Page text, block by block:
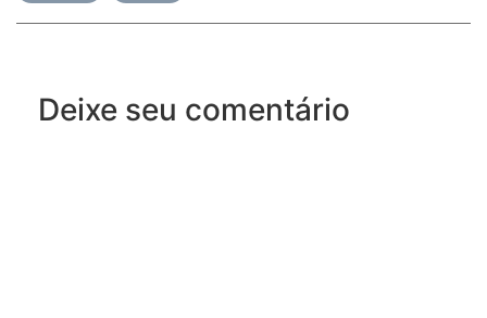
Deixe seu comentário